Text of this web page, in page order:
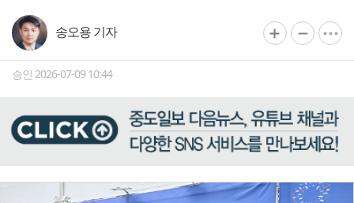
송오용 기자
승인 2026-07-09 10:44